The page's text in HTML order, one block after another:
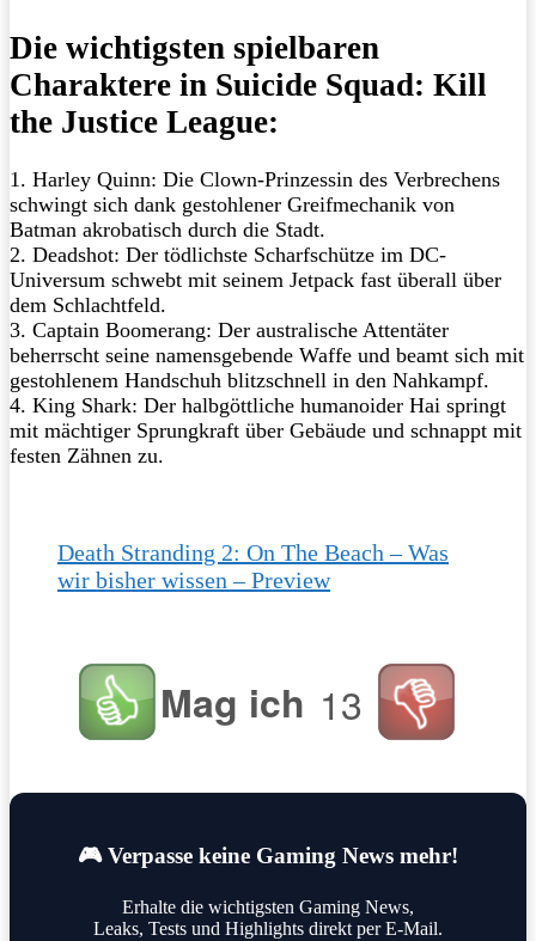
Die wichtigsten spielbaren
Charaktere in Suicide Squad: Kill
the Justice League:
1. Harley Quinn: Die Clown-Prinzessin des Verbrechens
schwingt sich dank gestohlener Greifmechanik von
Batman akrobatisch durch die Stadt.
2. Deadshot: Der tödlichste Scharfschütze im DC-
Universum schwebt mit seinem Jetpack fast überall über
dem Schlachtfeld.
3. Captain Boomerang: Der australische Attentäter
beherrscht seine namensgebende Waffe und beamt sich mit
gestohlenem Handschuh blitzschnell in den Nahkampf.
4. King Shark: Der halbgöttliche humanoider Hai springt
mit mächtiger Sprungkraft über Gebäude und schnappt mit
festen Zähnen zu.
Death Stranding 2: On The Beach – Was
wir bisher wissen – Preview
Mag ich 13
🎮 Verpasse keine Gaming News mehr!
Erhalte die wichtigsten Gaming News,
Leaks, Tests und Highlights direkt per E-Mail.